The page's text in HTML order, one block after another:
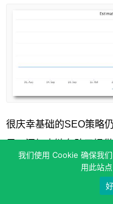
很庆幸基础的SEO策略
因此，我们修改了链接
我们使用 Cookie 确保我
用此站